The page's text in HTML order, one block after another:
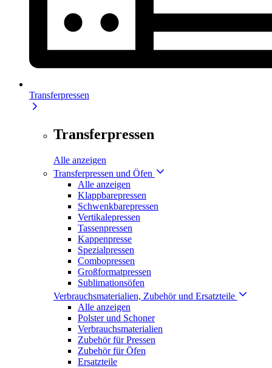
Transferpressen
Transferpressen
Alle anzeigen
Transferpressen und Öfen
Alle anzeigen
Klappbarepressen
Schwenkbarepressen
Vertikalepressen
Tassenpressen
Kappenpresse
Spezialpressen
Combopressen
Großformatpressen
Sublimationsöfen
Verbrauchsmaterialien, Zubehör und Ersatzteile
Alle anzeigen
Polster und Schoner
Verbrauchsmaterialien
Zubehör für Pressen
Zubehör für Öfen
Ersatzteile